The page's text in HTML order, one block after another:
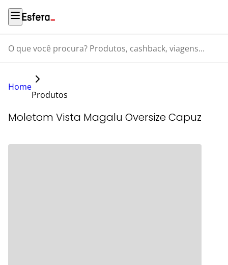
O que você procura? Produtos, cashback, viagens...
Home
Produtos
Moletom Vista Magalu Oversize Capuz